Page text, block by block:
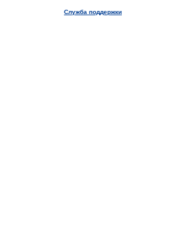
Служба поддержки